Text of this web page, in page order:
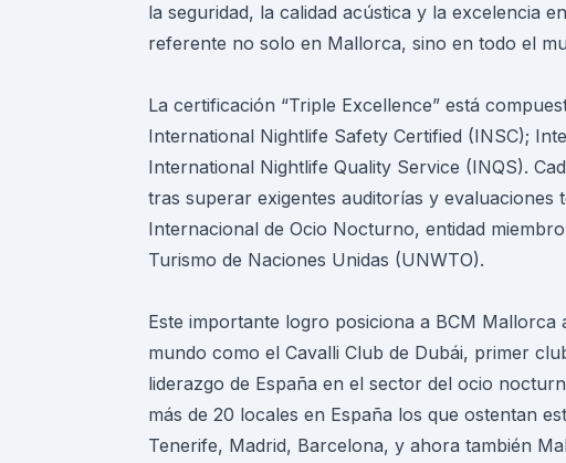
la seguridad, la calidad acústica y la excelencia
referente no solo en Mallorca, sino en todo el
La certificación “Triple Excellence” está
International Nightlife Safety Certified (INSC);
International Nightlife Quality Service (INQS).
tras superar exigentes auditorías y
Internacional de Ocio Nocturno, entidad
Turismo de Naciones Unidas (UNWTO).
Este importante logro posiciona a BCM Mallorca
mundo como el Cavalli Club de Dubái, primer
liderazgo de España en el sector del ocio
más de 20 locales en España los que ostentan
Tenerife, Madrid, Barcelona, y ahora también